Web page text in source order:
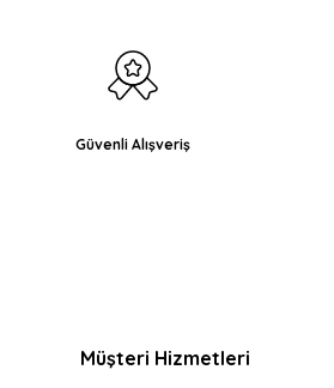
Güvenli Alışveriş
Müşteri Hizmetleri